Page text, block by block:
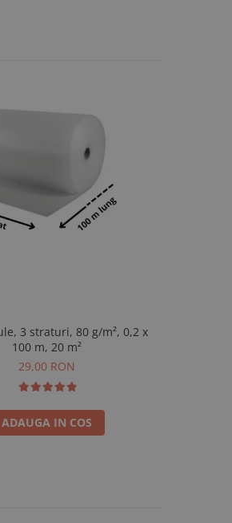
3 straturi, 80 g/m², 0,2 x
100 m, 20 m²
29,00 RON
ADAUGA IN COS